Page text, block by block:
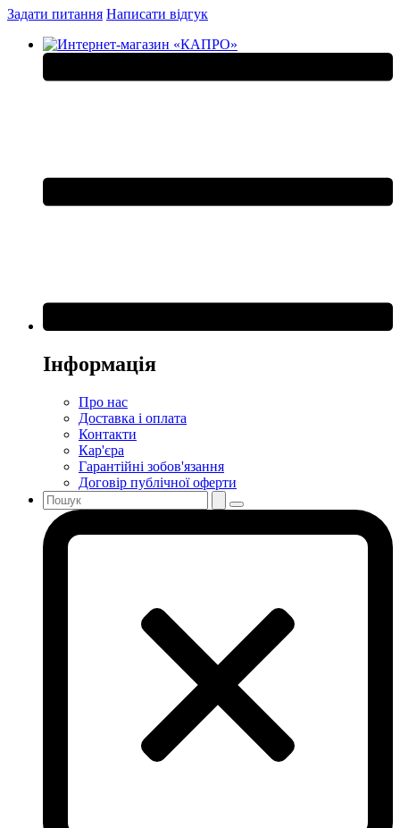
Задати питання Написати відгук
Інформація
Про нас
Доставка і оплата
Контакти
Кар'єра
Гарантійні зобов'язання
Договір публічної оферти